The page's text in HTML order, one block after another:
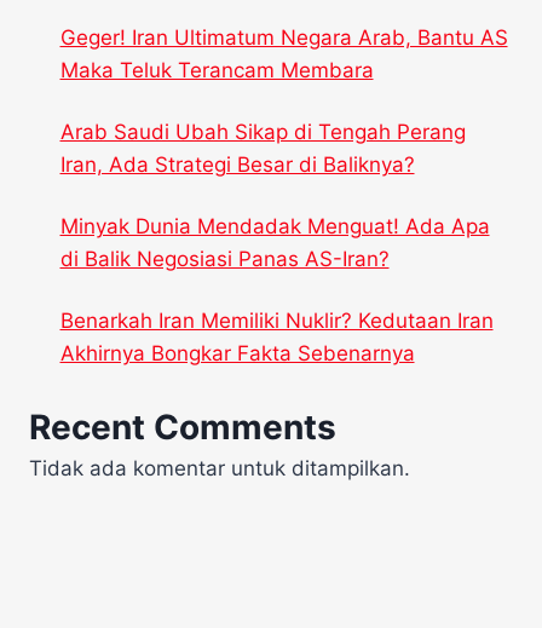
Geger! Iran Ultimatum Negara Arab, Bantu AS
Maka Teluk Terancam Membara
Arab Saudi Ubah Sikap di Tengah Perang
Iran, Ada Strategi Besar di Baliknya?
Minyak Dunia Mendadak Menguat! Ada Apa
di Balik Negosiasi Panas AS-Iran?
Benarkah Iran Memiliki Nuklir? Kedutaan Iran
Akhirnya Bongkar Fakta Sebenarnya
Recent Comments
Tidak ada komentar untuk ditampilkan.